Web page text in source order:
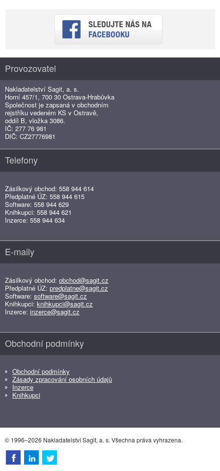
Provozovatel
Nakladatelství Sagit, a. s.
Horní 457/1, 700 30 Ostrava-Hrabůvka
Společnost je zapsaná v obchodním
rejstříku vedeném KS v Ostravě,
oddíl B, vložka 3086.
IČ: 277 76 981
DIČ: CZ27776981
Telefony
Zásilkový obchod: 558 944 614
Předplatné ÚZ: 558 944 615
Software: 558 944 629
Knihkupci: 558 944 621
Inzerce: 558 944 634
E-maily
Zásilkový obchod: obchod@sagit.cz
Předplatné ÚZ: predplatne@sagit.cz
Software: software@sagit.cz
Knihkupci: knihkupci@sagit.cz
Inzerce: inzerce@sagit.cz
Obchodní podmínky
Obchodní podmínky
Zásady zpracování osobních údajů
Inzerce
Knihkupci
© 1996–2026 Nakladatelství Sagit, a. s. Všechna práva vyhrazena.